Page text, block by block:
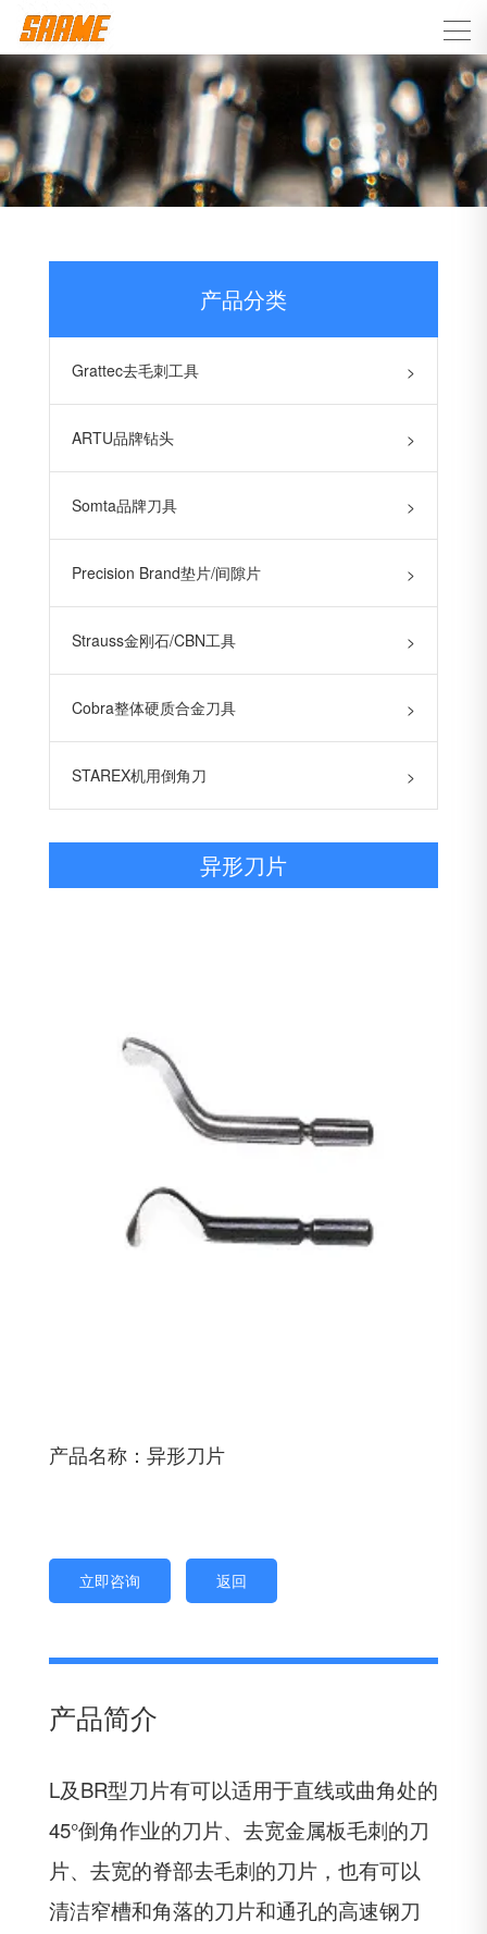
产品分类
Grattec去毛刺工具 >
ARTU品牌钻头 >
Somta品牌刀具 >
Precision Brand垫片/间隙片 >
Strauss金刚石/CBN工具 >
Cobra整体硬质合金刀具 >
STAREX机用倒角刀 >
异形刀片
产品名称：异形刀片
立即咨询 返回
产品简介
L及BR型刀片有可以适用于直线或曲角处的
45°倒角作业的刀片、去宽金属板毛刺的刀
片、去宽的脊部去毛刺的刀片，也有可以
清洁窄槽和角落的刀片和通孔的高速钢刀